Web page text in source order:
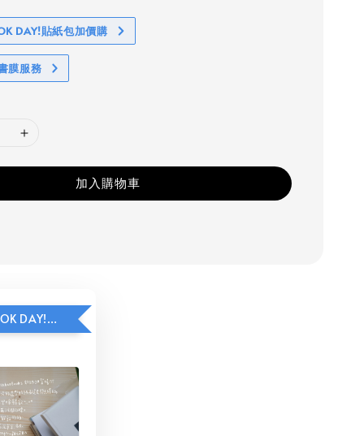
DAY!貼紙包加價購
膜服務
加入購物車
HAVE A BOOK DAY!貼紙包加價購